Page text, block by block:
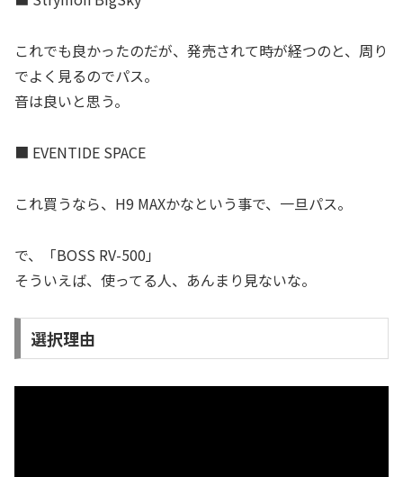
これでも良かったのだが、発売されて時が経つのと、周り
でよく見るのでパス。
音は良いと思う。
■ EVENTIDE SPACE
これ買うなら、H9 MAXかなという事で、一旦パス。
で、「BOSS RV-500」
そういえば、使ってる人、あんまり見ないな。
選択理由